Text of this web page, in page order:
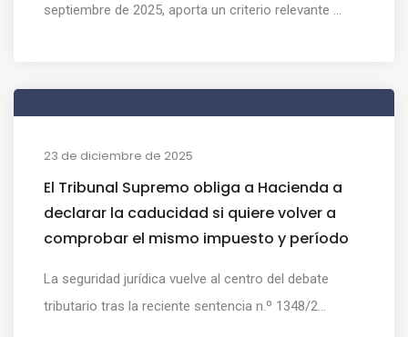
septiembre de 2025, aporta un criterio relevante ...
23 de diciembre de 2025
El Tribunal Supremo obliga a Hacienda a
declarar la caducidad si quiere volver a
comprobar el mismo impuesto y período
La seguridad jurídica vuelve al centro del debate
tributario tras la reciente sentencia n.º 1348/2...